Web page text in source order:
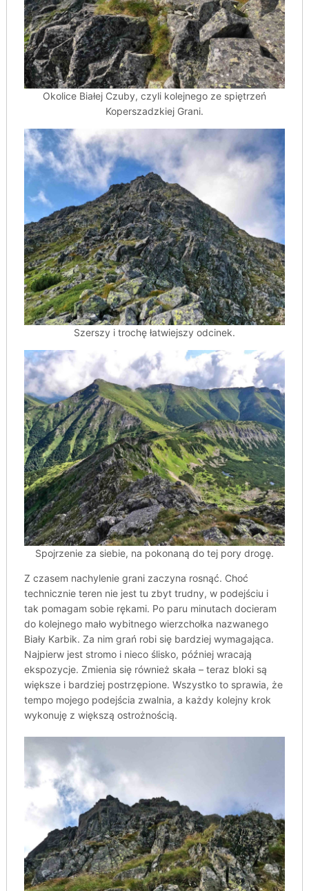
Okolice Białej Czuby, czyli kolejnego ze spiętrzeń
Koperszadzkiej Grani.
Szerszy i trochę łatwiejszy odcinek.
Spojrzenie za siebie, na pokonaną do tej pory drogę.
Z czasem nachylenie grani zaczyna rosnąć. Choć
technicznie teren nie jest tu zbyt trudny, w podejściu i
tak pomagam sobie rękami. Po paru minutach docieram
do kolejnego mało wybitnego wierzchołka nazwanego
Biały Karbik. Za nim grań robi się bardziej wymagająca.
Najpierw jest stromo i nieco ślisko, później wracają
ekspozycje. Zmienia się również skała – teraz bloki są
większe i bardziej postrzępione. Wszystko to sprawia, że
tempo mojego podejścia zwalnia, a każdy kolejny krok
wykonuję z większą ostrożnością.